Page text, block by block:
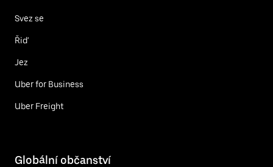
Svez se
Řiď
Jez
Uber for Business
Uber Freight
Globální občanství